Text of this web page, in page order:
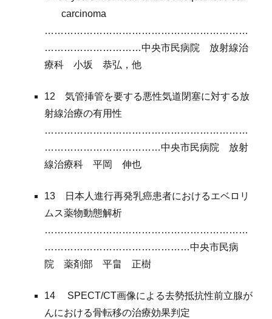
carcinoma
………………………………………………………
…………………………中央市民病院 放射線治
療科 小坂 恭弘，他
12 気管挿管を要する悪性気道閉塞に対する放
射線治療の有用性
………………………………………………………
………………………………中央市民病院 放射
線治療科 平岡 伸也
13 日本人進行再発乳癌患者におけるエベロリ
ムス薬物動態解析
………………………………………………………
………………………………………中央市民病
院 薬剤部 平畠 正樹
14 SPECT/CT画像による去勢抵抗性前立腺が
んにおける骨転移の治療効果判定